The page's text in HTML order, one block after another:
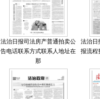
法治日报司法房产普通拍卖公
告电话联系方式联系人地址在
那
法治日
报流程